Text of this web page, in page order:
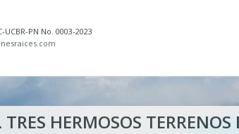
UCBR-PN No. 0003-2023
HERMOSOS